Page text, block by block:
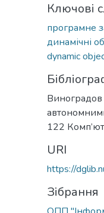
Ключові
програмне
динамічні
dynamic
122
URI
https://
Зібрання